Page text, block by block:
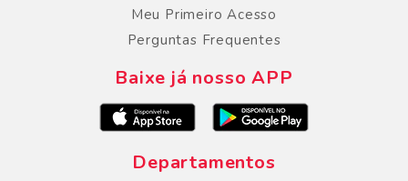
Meu Primeiro Acesso
Perguntas Frequentes
Baixe já nosso APP
Departamentos